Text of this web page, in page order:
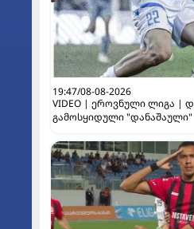
19:47/08-08-2026
VIDEO | ეროვნული ლიგა |
გამოსყიდული "დანაშაული"